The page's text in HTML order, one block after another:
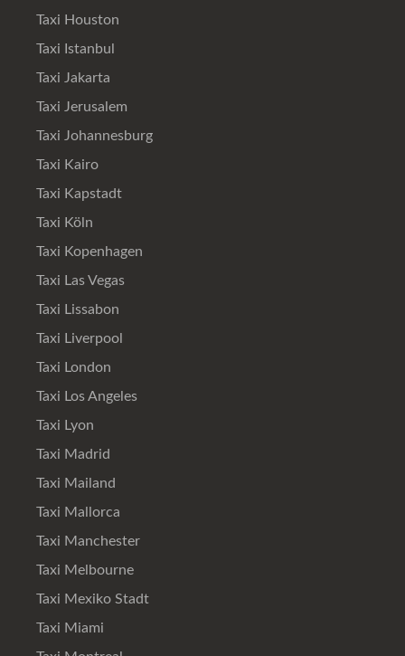
Taxi Houston
Taxi Istanbul
Taxi Jakarta
Taxi Jerusalem
Taxi Johannesburg
Taxi Kairo
Taxi Kapstadt
Taxi Köln
Taxi Kopenhagen
Taxi Las Vegas
Taxi Lissabon
Taxi Liverpool
Taxi London
Taxi Los Angeles
Taxi Lyon
Taxi Madrid
Taxi Mailand
Taxi Mallorca
Taxi Manchester
Taxi Melbourne
Taxi Mexiko Stadt
Taxi Miami